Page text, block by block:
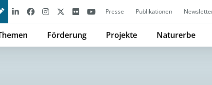
Presse Publikationen
Förderung Projekte Naturerbe